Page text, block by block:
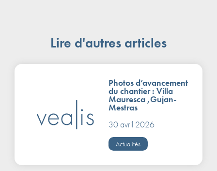
Lire d'autres articles
Photos d’avancement
du chantier : Villa
Mauresca ,Gujan-
Mestras
30 avril 2026
Actualités